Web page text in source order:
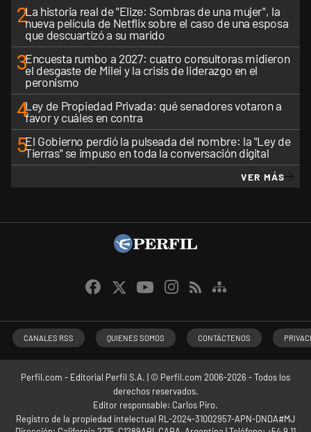
2La historia real de "Elize: Sombras de una mujer", la
nueva película de Netflix sobre el caso de una esposa
que descuartizó a su marido
3Encuesta rumbo a 2027: cuatro consultoras midieron
el desgaste de Milei y la crisis de liderazgo en el
peronismo
4Ley de Propiedad Privada: qué senadores votaron a
favor y cuáles en contra
5El Gobierno perdió la pulseada del nombre: la "Ley de
Tierras" se impuso en toda la conversación digital
VER MÁS
CANALES RSS QUIENES SOMOS CONTÁCTENOS
Perfil.com - Editorial Perfil S.A. | © Perfil.com 2006-2026 - Todos los
derechos reservados.
Editor responsable: Carlos Piro.
Registro de la propiedad intelectual RL-2024-31002957-APN-DNDA#MJ